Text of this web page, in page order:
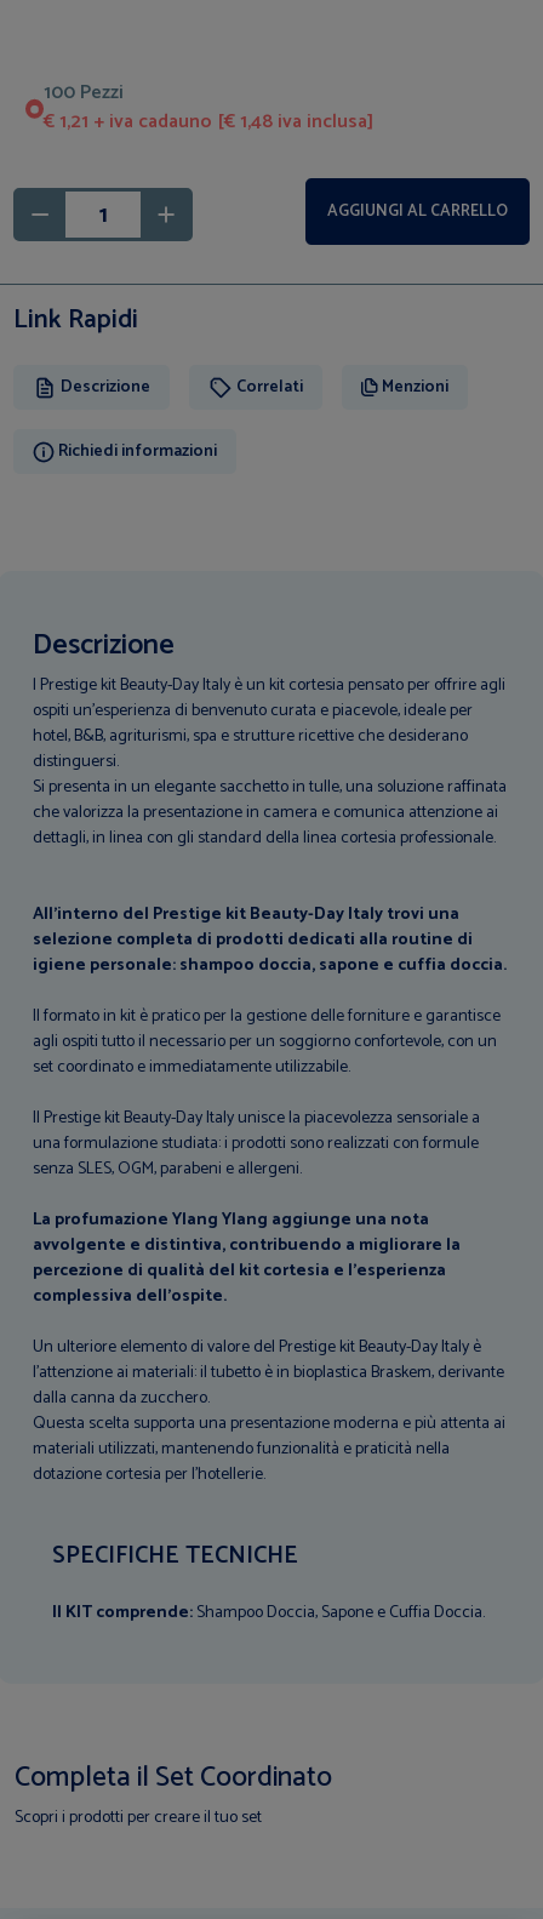
100 Pezzi
€ 1,21 + iva cadauno [€ 1,48 iva inclusa]
AGGIUNGI AL CARRELLO
Link Rapidi
Descrizione Correlati Menzioni
Richiedi informazioni
Descrizione
l Prestige kit Beauty-Day Italy è un kit cortesia pensato per offrire agli
ospiti un’esperienza di benvenuto curata e piacevole, ideale per
hotel, B&B, agriturismi, spa e strutture ricettive che desiderano
distinguersi.
Si presenta in un elegante sacchetto in tulle, una soluzione raffinata
che valorizza la presentazione in camera e comunica attenzione ai
dettagli, in linea con gli standard della linea cortesia professionale.
All’interno del Prestige kit Beauty-Day Italy trovi una
selezione completa di prodotti dedicati alla routine di
igiene personale: shampoo doccia, sapone e cuffia doccia.
Il formato in kit è pratico per la gestione delle forniture e garantisce
agli ospiti tutto il necessario per un soggiorno confortevole, con un
set coordinato e immediatamente utilizzabile.
Il Prestige kit Beauty-Day Italy unisce la piacevolezza sensoriale a
una formulazione studiata: i prodotti sono realizzati con formule
senza SLES, OGM, parabeni e allergeni.
La profumazione Ylang Ylang aggiunge una nota
avvolgente e distintiva, contribuendo a migliorare la
percezione di qualità del kit cortesia e l’esperienza
complessiva dell’ospite.
Un ulteriore elemento di valore del Prestige kit Beauty-Day Italy è
l’attenzione ai materiali: il tubetto è in bioplastica Braskem, derivante
dalla canna da zucchero.
Questa scelta supporta una presentazione moderna e più attenta ai
materiali utilizzati, mantenendo funzionalità e praticità nella
dotazione cortesia per l’hotellerie.
SPECIFICHE TECNICHE
Il KIT comprende:Shampoo Doccia, Sapone e Cuffia Doccia.
Completa il Set Coordinato
Scopri i prodotti per creare il tuo set